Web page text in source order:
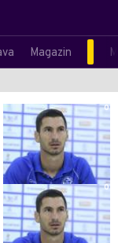
Magazin
0
0